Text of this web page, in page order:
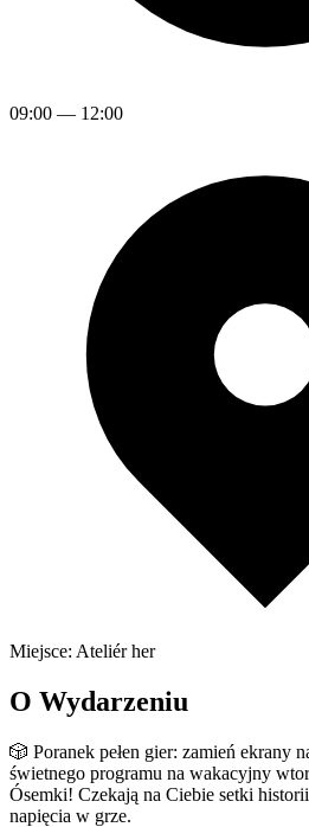
09:00 — 12:00
Miejsce: Ateliér her
O Wydarzeniu
🎲 Poranek pełen gier: zamień ekrany
świetnego programu na wakacyjny
Ósemki! Czekają na Ciebie setki
napięcia w grze.